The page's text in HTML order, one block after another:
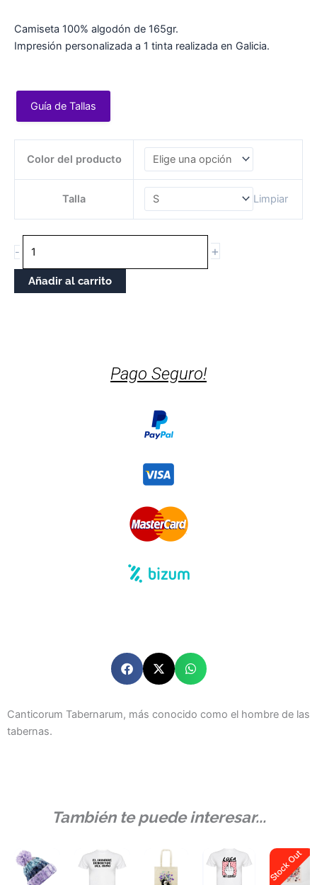
Camiseta 100% algodón de 165gr.
Impresión personalizada a 1 tinta realizada en Galicia.
Guía de Tallas
Color del producto
Talla Limpiar
-
MUJER
TABERNÍCOLA
cantidade
+
Añadir al carrito
Pago Seguro!
Canticorum Tabernarum, más conocido como el hombre de las
tabernas.
También te puede interesar...
Stock Out